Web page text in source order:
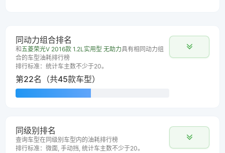
同动力组合排名
和五菱荣光V 2016款 1.2L实用型 无助力具有相同动力组
合的车型油耗排行榜
排行标准：统计车主数不少于20。
第22名（共45款车型）
同级别排名
查询车型在同级别车型内的油耗排行榜
排行标准：微面, 手动挡, 统计车主数不少于20。